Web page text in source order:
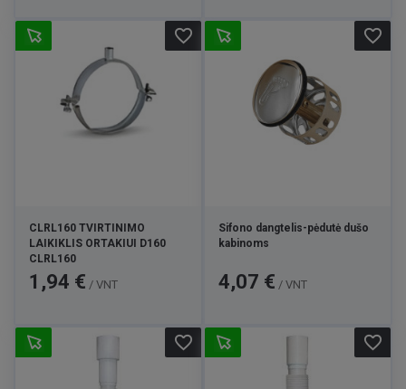
CLRL160 TVIRTINIMO
LAIKIKLIS ORTAKIUI D160
CLRL160
Kaina
1,94 € / VNT
favorite_border
Sifono dangtelis-pėdutė dušo
kabinoms
Kaina
4,07 € / VNT
favorite_border
favorite_border favorite_border